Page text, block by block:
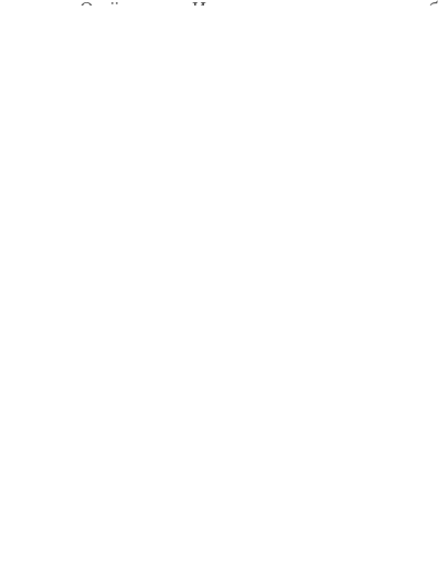
О чём книгаИздание представляет